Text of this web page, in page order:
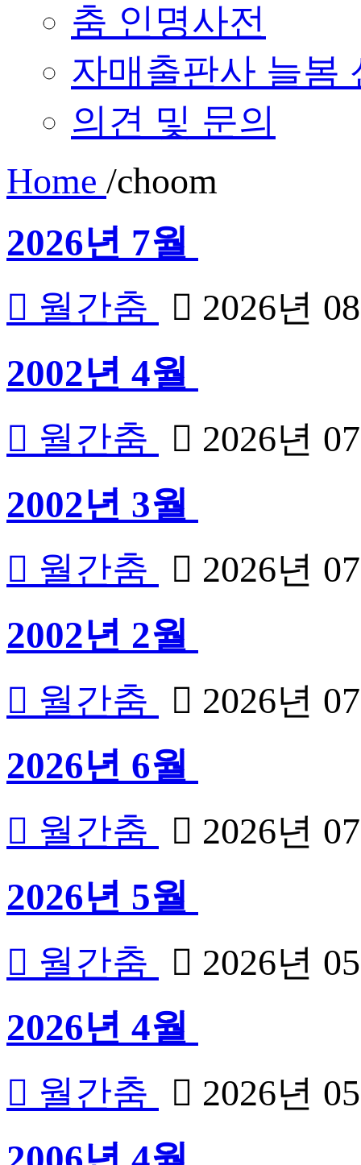
춤 인명사전
자매출판사 늘봄
의견 및 문의
Home /choom
2026년 7월
월간춤 2026년
2002년 4월
월간춤 2026년
2002년 3월
월간춤 2026년
2002년 2월
월간춤 2026년
2026년 6월
월간춤 2026년
2026년 5월
월간춤 2026년
2026년 4월
월간춤 2026년